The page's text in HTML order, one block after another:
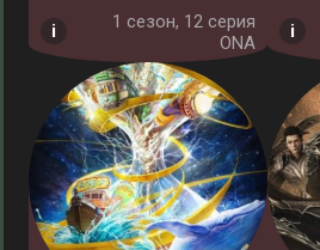
1 cезон, 12 серия
ONA